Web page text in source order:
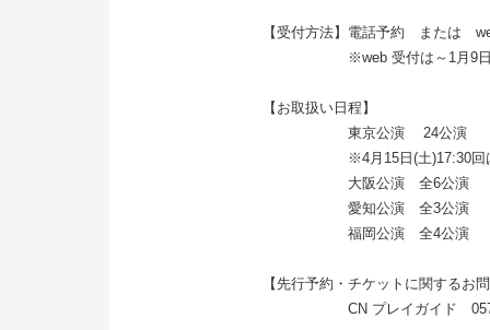
【受付方法】電話予約 または
※web 受付は～1月9日(月
【お取扱い日程】
東京公演 24公演
※4月15日(土)17:30回は貸切
大阪公演 全6公演
愛知公演 全3公演
福岡公演 全4公演
【先行予約・チケットに関する
CN プレイガイド 0570-